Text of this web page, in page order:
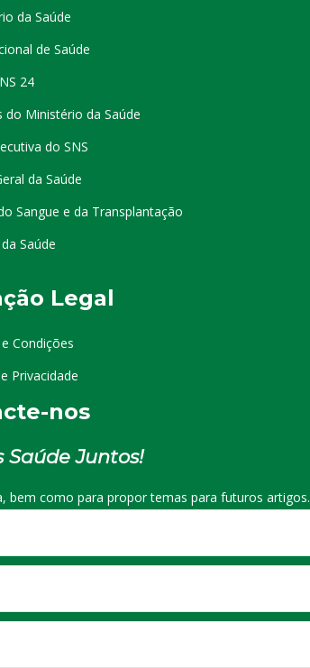
da Saúde
de Saúde
24
do Ministério da Saúde
do SNS
da Saúde
Sangue e da Transplantação
Saúde
Legal
Condições
Privacidade
nos
Saúde Juntos!
bem como para propor temas para futuros artigos.